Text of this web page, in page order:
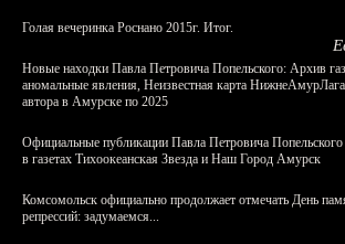
Голая вечеринка Роснано 2015г. Итог.
Новые находки Павла Петровича Попельского: Архив
аномальные явления, Неизвестная карта
автора в Амурске по 2025
Официальные публикации Павла Петровича
в газетах Тихоокеанская Звезда и Наш Город Амурск
Комсомольск официально продолжает отмечать День
репрессий: задумаемся...